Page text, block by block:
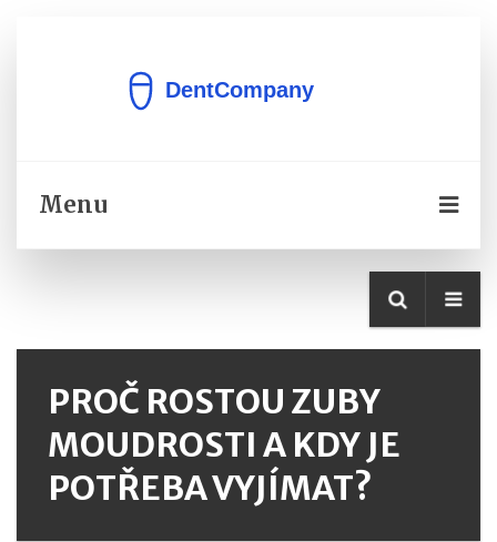
Menu
PROČ ROSTOU ZUBY
MOUDROSTI A KDY JE
POTŘEBA VYJÍMAT?